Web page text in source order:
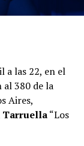
a las 22, en el
380 de la
Aires,
Tarruella“Los